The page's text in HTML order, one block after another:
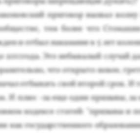
при­говор выз­вал
тем бо­лее что
и от­был на­каза­ние в 5 лет
2011го­да. Это не­быва­лый слу­чай
что от­кры­то но­вое,
от­бы­вать свой вто­рой срок. И
И плюс -за еще од­ни при­зывы,
ко­дек­се ста­тей: "при­зывы
как го­сударс­твен­но­го